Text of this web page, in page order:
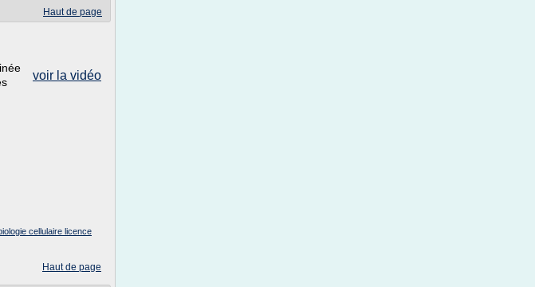
Haut de page
voir la vidéo
cellulaire licence
Haut de page